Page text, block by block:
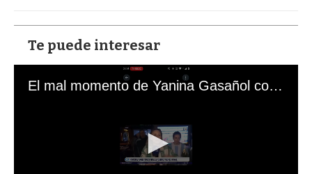
Te puede interesar
El mal momento de Yanina Gasañol con un hincha argentino en "Subrayado"